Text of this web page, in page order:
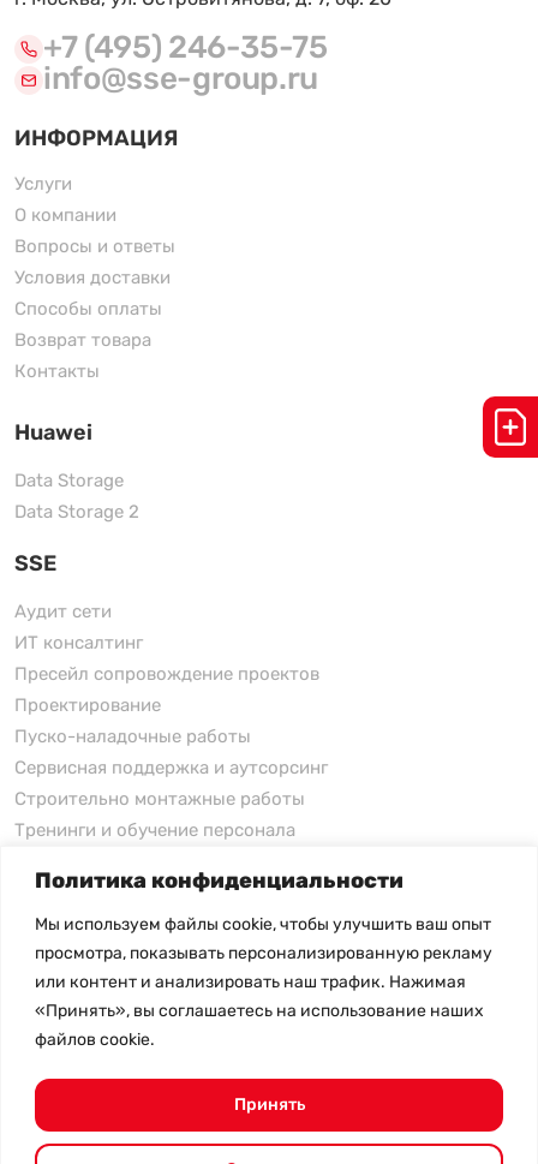
Политика конфиденциальности
Мы используем файлы cookie, чтобы улучшить ваш опыт
просмотра, показывать персонализированную рекламу
или контент и анализировать наш трафик. Нажимая
«Принять», вы соглашаетесь на использование наших
файлов cookie.
Принять
+7 (495) 246-35-75
info@sse-group.ru
ИНФОРМАЦИЯ
Услуги
О компании
Вопросы и ответы
Условия доставки
Способы оплаты
Возврат товара
Контакты
Huawei
Data Storage
Data Storage 2
SSE
Аудит сети
ИТ консалтинг
Пресейл сопровождение проектов
Проектирование
Пуско-наладочные работы
Сервисная поддержка и аутсорсинг
Строительно монтажные работы
Тренинги и обучение персонала
xFusion
xFusion
xFusion AI Solution
Цены на товары не являются публичной офертой и
- Политика конфиденциальности- Возврат товара
© 2026.SHANGHAI SYSTEM ENGINEERING.Все права